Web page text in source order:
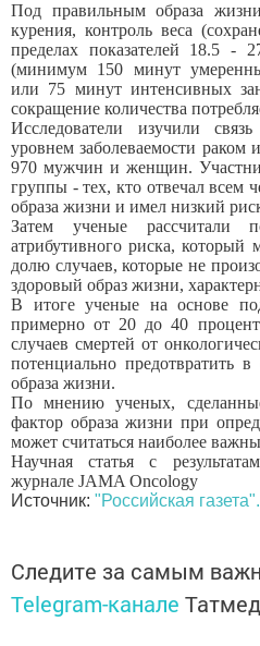
Под правильным образа
курения, контроль веса
пределах показателей 18.5 -
(минимум 150 минут
или 75 минут интенсивных
сокращение количества
Исследователи изучили
уровнем заболеваемости раком
970 мужчин и женщин.
группы - тех, кто отвечал всем
образа жизни и имел низкий
Затем ученые рассчитали
атрибутивного риска, который
долю случаев, которые не
здоровый образ жизни,
В итоге ученые на основе
примерно от 20 до 40
случаев смертей от
потенциально предотвратить
образа жизни.
По мнению ученых,
фактор образа жизни при
может считаться наиболее
Научная статья с
журнале JAMA Oncology
Источник: "Российская газета".
Следите за самым
Telegram-канале